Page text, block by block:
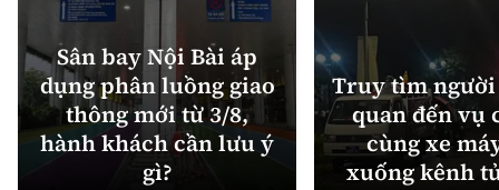
Sân bay Nội Bài áp
dụng phân luồng giao
thông mới từ 3/8,
hành khách cần lưu ý
gì?
Truy tìm
quan đến vụ
cùng xe
xuống kênh